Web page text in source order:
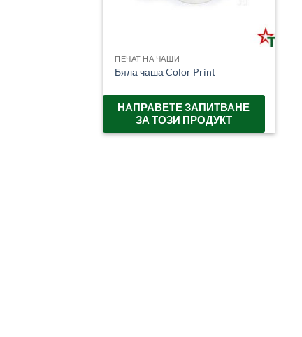
ПЕЧАТ НА ЧАШИ
Бяла чаша Color Print
НАПРАВЕТЕ ЗАПИТВАНЕ
ЗА ТОЗИ ПРОДУКТ